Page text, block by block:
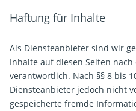
Haftung für Inhalte
Als Diensteanbieter sind wir
Inhalte auf diesen Seiten
verantwortlich. Nach §§ 8 bis
Diensteanbieter jedoch nicht
gespeicherte fremde